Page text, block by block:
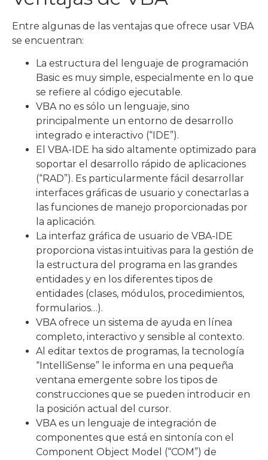
Entre algunas de las ventajas que ofrece usar VBA
se encuentran:
La estructura del lenguaje de programación
Basic es muy simple, especialmente en lo que
se refiere al código ejecutable.
VBA no es sólo un lenguaje, sino
principalmente un entorno de desarrollo
integrado e interactivo (“IDE”).
El VBA-IDE ha sido altamente optimizado para
soportar el desarrollo rápido de aplicaciones
(“RAD”). Es particularmente fácil desarrollar
interfaces gráficas de usuario y conectarlas a
las funciones de manejo proporcionadas por
la aplicación.
La interfaz gráfica de usuario de VBA-IDE
proporciona vistas intuitivas para la gestión de
la estructura del programa en las grandes
entidades y en los diferentes tipos de
entidades (clases, módulos, procedimientos,
formularios…).
VBA ofrece un sistema de ayuda en línea
completo, interactivo y sensible al contexto.
Al editar textos de programas, la tecnología
“IntelliSense” le informa en una pequeña
ventana emergente sobre los tipos de
construcciones que se pueden introducir en
la posición actual del cursor.
VBA es un lenguaje de integración de
componentes que está en sintonía con el
Component Object Model (“COM”) de